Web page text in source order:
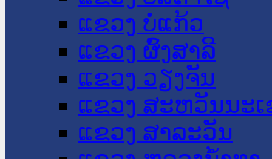
ແຂວງ ບໍ່ແກ້ວ
ແຂວງ ຜົ້ງສາລີ
ແຂວງ ວຽງຈັນ
ແຂວງ ສະຫວັນນະ
ແຂວງ ສາລະວັນ